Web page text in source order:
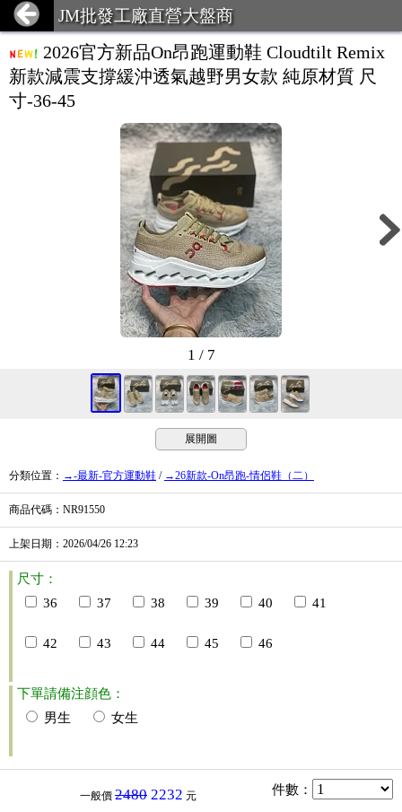
JM批發工廠直營大盤商
2026官方新品On昂跑運動鞋 Cloudtilt Remix
新款減震支撐緩沖透氣越野男女款 純原材質 尺
寸-36-45
1 / 7
展開圖
分類位置 ： →-最新-官方運動鞋 / →26新款-On昂跑-情侶鞋（二）
商品代碼 ：NR91550
上架日期 ：2026/04/26 12:23
尺寸：
36
37 38 39 40 41
42 43 44 45 46
下單請備注顔色：
男生
女生
一般價 2480 2232 元 件數 ：